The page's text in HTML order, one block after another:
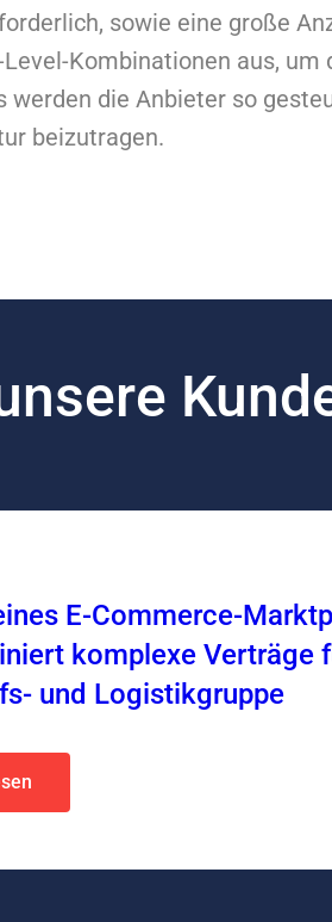
sowie eine große
Kombinationen aus,
werden die Anbieter so
beizutragen.
E-Commerce-
komplexe Verträge
und Logistikgruppe